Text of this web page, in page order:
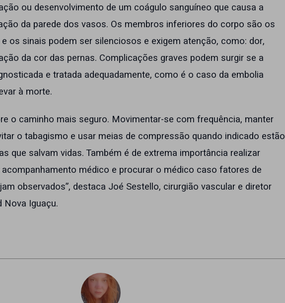
ou desenvolvimento de um coágulo sanguíneo que causa a
da parede dos vasos. Os membros inferiores do corpo são os
os sinais podem ser silenciosos e exigem atenção, como: dor,
da cor das pernas. Complicações graves podem surgir se a
e tratada adequadamente, como é o caso da embolia
à morte.
o caminho mais seguro. Movimentar-se com frequência, manter
o tabagismo e usar meias de compressão quando indicado estão
que salvam vidas. Também é de extrema importância realizar
médico e procurar o médico caso fatores de
observados”, destaca Joé Sestello, cirurgião vascular e diretor
Nova Iguaçu.